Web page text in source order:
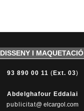
DISSENY I MAQUETACIÓ
93 890 00 11 ( Ext. 03)
Abdelghafour Eddalai
publicitat@ elcargol.com